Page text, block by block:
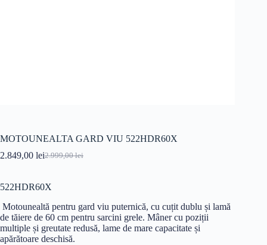
MOTOUNEALTA GARD VIU 522HDR60X
2.999,00lei
Prețul
a
fost:
2.999,00 lei.
2.849,00 leiPrețul
este:
2.849,00 lei.
522HDR60X
Motounealtă pentru gard viu puternică, cu cuțit dublu și lamă
de tăiere de 60 cm pentru sarcini grele. Mâner cu poziții
multiple și greutate redusă, lame de mare capacitate și
apărătoare deschisă.